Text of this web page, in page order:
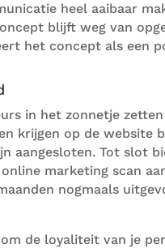
heel aaibaar
blijft weg van
het concept als een
in het zonnetje
krijgen op de website
aangesloten. Tot slot
marketing scan
nogmaals
om de loyaliteit van je